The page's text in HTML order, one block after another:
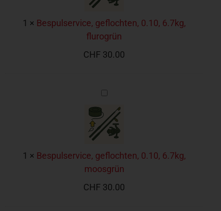
1 × Bespulservice, geflochten, 0.10, 6.7kg,
flurogrün
CHF 30.00
Bespulservice,
geflochten,
0.10,
6.7kg,
moosgrün
1 × Bespulservice, geflochten, 0.10, 6.7kg,
moosgrün
CHF 30.00